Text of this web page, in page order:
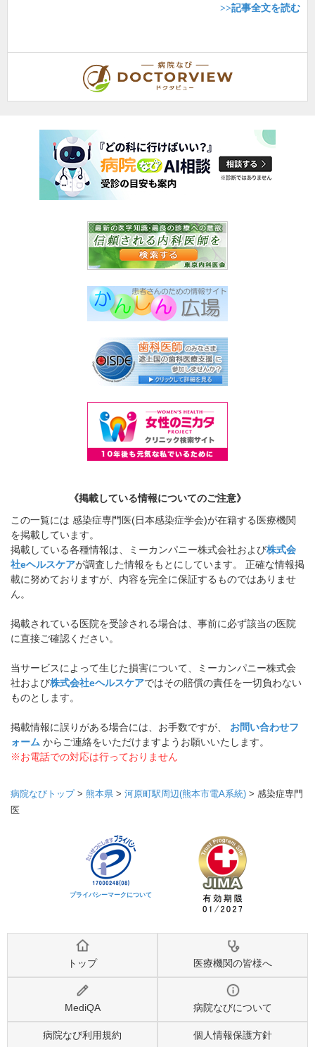
>>記事全文を読む
《掲載している情報についてのご注意》
この一覧には 感染症専門医(日本感染症学会)が在籍する医療機関
を掲載しています。
掲載している各種情報は、ミーカンパニー株式会社および株式会
社eヘルスケアが調査した情報をもとにしています。 正確な情報掲
載に努めておりますが、内容を完全に保証するものではありませ
ん。
掲載されている医院を受診される場合は、事前に必ず該当の医院
に直接ご確認ください。
当サービスによって生じた損害について、ミーカンパニー株式会
社および株式会社eヘルスケアではその賠償の責任を一切負わない
ものとします。
掲載情報に誤りがある場合には、お手数ですが、 お問い合わせフ
ォーム からご連絡をいただけますようお願いいたします。
※お電話での対応は行っておりません
病院なびトップ> 熊本県 > 河原町駅周辺(熊本市電A系統) > 感染症専門
医
プライバシーマークについて
トップ 医療機関の皆様へ
MediQA 病院なびについて
病院なび利用規約 個人情報保護方針